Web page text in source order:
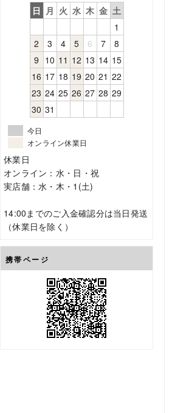
日 月 火 水 木 金 土
1
2
3 4 5 6 7
8
9 10 11 12 13 14 15
16 17 18 19 20 21 22
23 24 25 26 27 28 29
30 31
今日
オンライン休業日
休業日
オンライン：水・日・祝
実店舗：水・木・1(土)
14:00までのご入金確認分は当日発送
（休業日を除く）
携帯ページ